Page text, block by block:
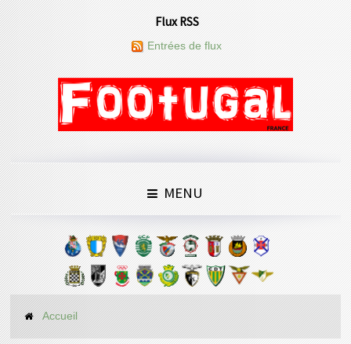
Flux RSS
Entrées de flux
MENU
Accueil